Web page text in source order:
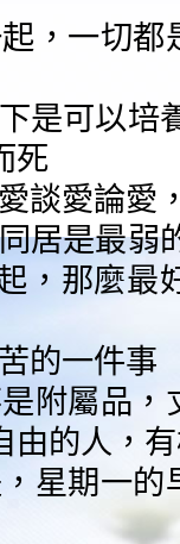
，一切都
是可以培
死
談愛論愛
居是最弱
，那麼最
的一件事
附屬品，
由的人，
星期一的